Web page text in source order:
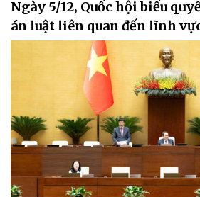
Ngày 5/12, Quốc hội biểu
án luật liên quan đến lĩnh